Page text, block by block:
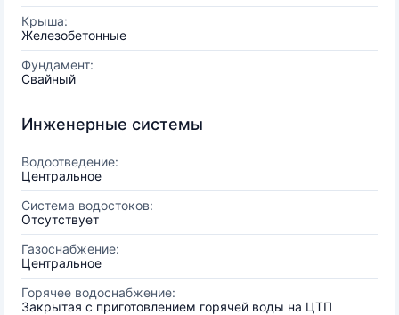
Крыша:
Железобетонные
Фундамент:
Свайный
Инженерные системы
Водоотведение:
Центральное
Система водостоков:
Отсутствует
Газоснабжение:
Центральное
Горячее водоснабжение:
Закрытая с приготовлением горячей воды на ЦТП